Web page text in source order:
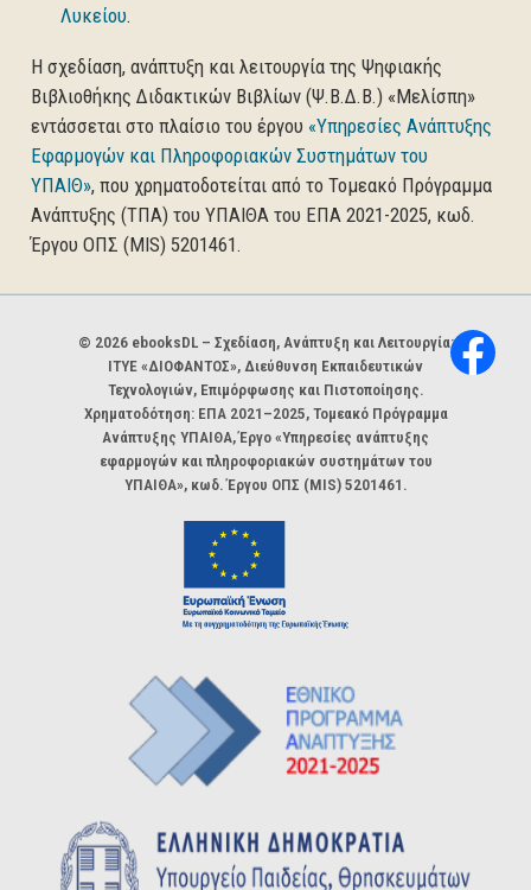
Λυκείου.
Η σχεδίαση, ανάπτυξη και λειτουργία της Ψηφιακής
Βιβλιοθήκης Διδακτικών Βιβλίων (Ψ.Β.Δ.Β.) «Μελίσπη»
εντάσσεται στο πλαίσιο του έργου «Υπηρεσίες Ανάπτυξης
Εφαρμογών και Πληροφοριακών Συστημάτων του
ΥΠΑΙΘ», που χρηματοδοτείται από το Τομεακό Πρόγραμμα
Ανάπτυξης (ΤΠΑ) του ΥΠΑΙΘΑ του ΕΠΑ 2021-2025, κωδ.
Έργου ΟΠΣ (MIS) 5201461.
Χορηγοί και φορείς
© 2026 ebooksDL – Σχεδίαση, Ανάπτυξη και Λειτουργία:
ΙΤΥΕ «ΔΙΟΦΑΝΤΟΣ», Διεύθυνση Εκπαιδευτικών
Τεχνολογιών, Επιμόρφωσης και Πιστοποίησης.
Χρηματοδότηση: ΕΠΑ 2021–2025, Τομεακό Πρόγραμμα
Ανάπτυξης ΥΠΑΙΘΑ, Έργο «Υπηρεσίες ανάπτυξης
εφαρμογών και πληροφοριακών συστημάτων του
ΥΠΑΙΘΑ», κωδ. Έργου ΟΠΣ (MIS) 5201461.